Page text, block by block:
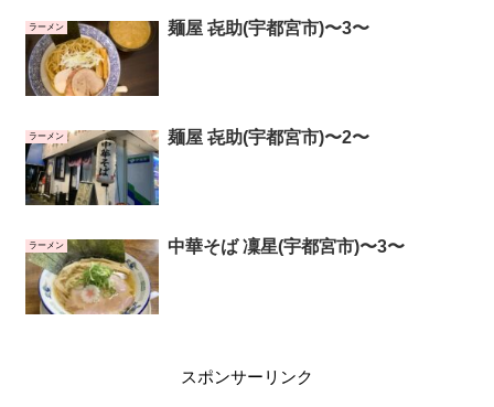
ラーメン 麺屋 㐂助(宇都宮市)〜3〜
ラーメン 麺屋 㐂助(宇都宮市)〜2〜
ラーメン 中華そば 凜星(宇都宮市)〜3〜
スポンサーリンク